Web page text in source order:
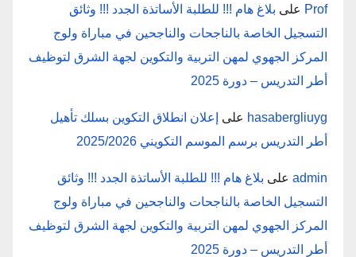
Prof على بلاغ هام !!! للطلبة الأساتذة الجدد !!! وثائق
التسجيل الخاصة بالناجحات والناجحين في مباراة ولوج
المركز الجهوي لمهن التربية والتكوين لجهة الشرق لتوظيف
أطر التدريس – دورة 2025
hasabergliuyg على
إعلان انطلاق التكوين بسلك تأهيل
أطر التدريس برسم الموسم التكويني 2025/2026
admin على بلاغ هام !!! للطلبة الأساتذة الجدد !!! وثائق
التسجيل الخاصة بالناجحات والناجحين في مباراة ولوج
المركز الجهوي لمهن التربية والتكوين لجهة الشرق لتوظيف
أطر التدريس – دورة 2025